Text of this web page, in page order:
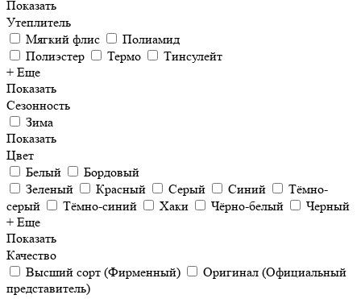
Показать
Утеплитель
Мягкий флис
Полиамид
Полиэстер
Термо
Тинсулейт
+ Еще
Показать
Сезонность
Зима
Показать
Цвет
Белый
Бордовый
Зеленый
Красный Серый Синий
Тёмно-
серый
Тёмно-синий Хаки Чёрно-белый
Черный
+ Еще
Показать
Качество
Высший сорт (Фирменный)
Оригинал (Официальный
представитель)